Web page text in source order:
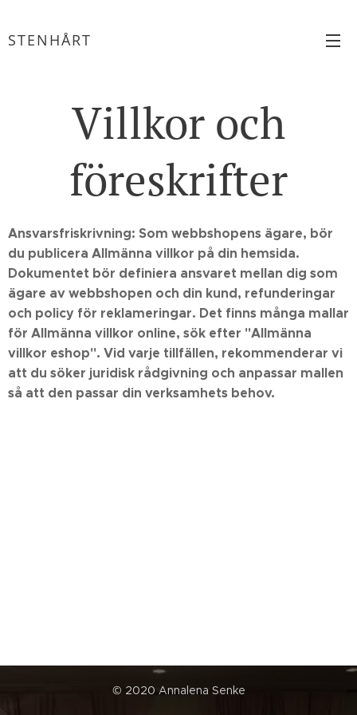
STENHÅRT
Villkor och
föreskrifter
Ansvarsfriskrivning: Som webbshopens ägare, bör
du publicera Allmänna villkor på din hemsida.
Dokumentet bör definiera ansvaret mellan dig som
ägare av webbshopen och din kund, refunderingar
och policy för reklameringar. Det finns många mallar
för Allmänna villkor online, sök efter "Allmänna
villkor eshop". Vid varje tillfällen, rekommenderar vi
att du söker juridisk rådgivning och anpassar mallen
så att den passar din verksamhets behov.
© 2020 Annalena Senke